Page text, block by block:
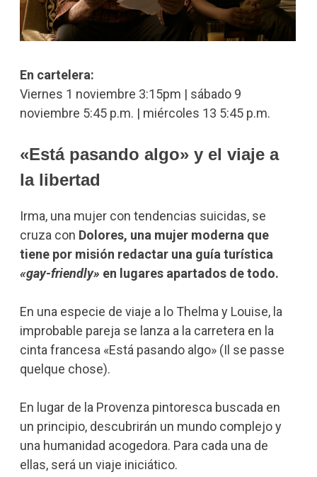
En cartelera:
Viernes 1 noviembre 3:15pm | sábado 9
noviembre 5:45 p.m. | miércoles 13 5:45 p.m.
«Está pasando algo» y el viaje a
la libertad
Irma, una mujer con tendencias suicidas, se
cruza con Dolores, una mujer moderna que
tiene por misión redactar una guía turística
«gay-friendly» en lugares apartados de todo.
En una especie de viaje a lo Thelma y Louise, la
improbable pareja se lanza a la carretera en la
cinta francesa «Está pasando algo» (Il se passe
quelque chose).
En lugar de la Provenza pintoresca buscada en
un principio, descubrirán un mundo complejo y
una humanidad acogedora. Para cada una de
ellas, será un viaje iniciático.